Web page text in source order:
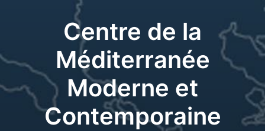
Centre de la
Méditerranée
Moderne et
Contemporaine